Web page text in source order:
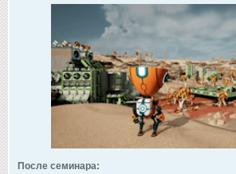
После семинара: